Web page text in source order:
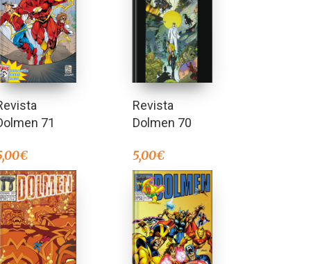
71
€
Revista
Dolmen 70
5,00€